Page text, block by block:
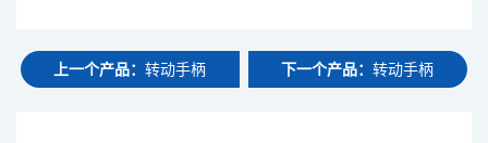
上一个产品：转动手柄 下一个产品：转动手柄